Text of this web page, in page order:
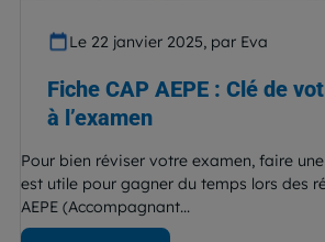
Le 22 janvier 2025, par Eva
Fiche CAP AEPE : Clé de
à l’examen
Pour bien réviser votre examen, faire une
est utile pour gagner du temps lors des
AEPE (Accompagnant...